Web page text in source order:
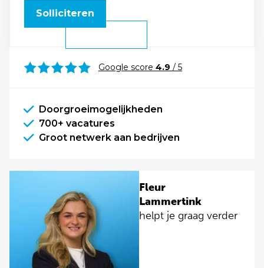
Solliciteren
Google score 4.9 / 5
Doorgroeimogelijkheden
700+ vacatures
Groot netwerk aan bedrijven
Fleur
Lammertink
helpt je graag verder